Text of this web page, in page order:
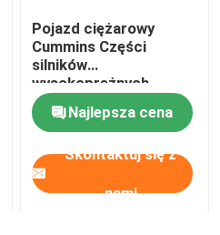
Pojazd ciężarowy
Cummins Części
silników
wysokoprężnych
Rurociąg paliwowy
oryginalny 3696203
Najlepsza cena
Skontaktuj się z
nami